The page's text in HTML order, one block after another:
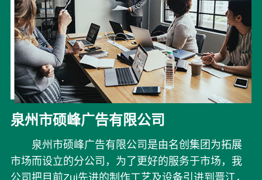
泉州市硕峰广告有限公司
泉州市硕峰广告有限公司是由名创集团为拓展
市场而设立的分公司，为了更好的服务于市场，我